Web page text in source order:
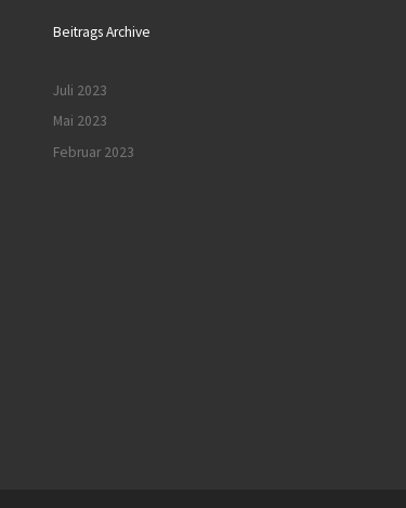
Beitrags Archive
Juli 2023
Mai 2023
Februar 2023